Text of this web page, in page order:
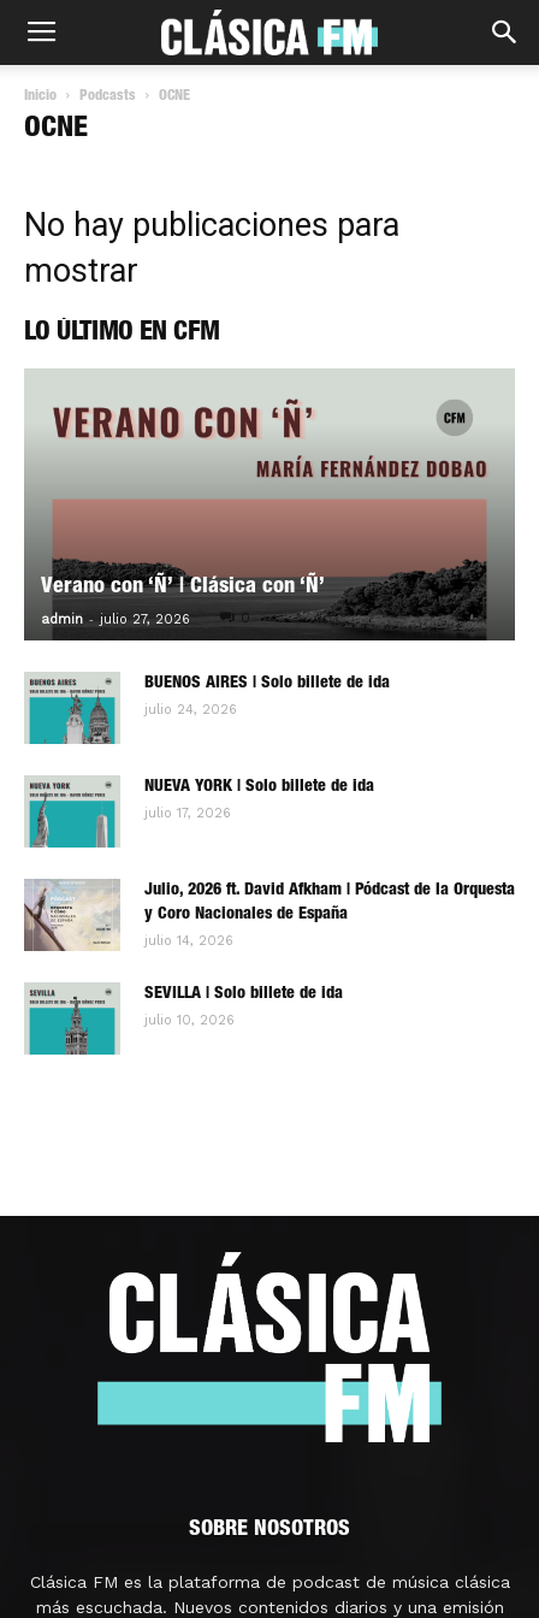
Inicio Podcasts OCNE
OCNE
No hay publicaciones para
mostrar
LO ÚLTIMO EN CFM
Verano con ‘Ñ’ | Clásica con ‘Ñ’
admin - julio 27, 2026 0
BUENOS AIRES | Solo billete de ida
julio 24, 2026
NUEVA YORK | Solo billete de ida
julio 17, 2026
Julio, 2026 ft. David Afkham | Pódcast de la Orquesta
y Coro Nacionales de España
julio 14, 2026
SEVILLA | Solo billete de ida
julio 10, 2026
SOBRE NOSOTROS
Clásica FM es la plataforma de podcast de música clásica
más escuchada. Nuevos contenidos diarios y una emisión